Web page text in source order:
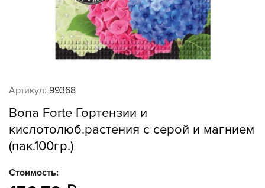
Артикул: 99368
Bona Forte Гортензии и
кислотолюб.растения с серой и магнием
(пак.100гр.)
Стоимость: